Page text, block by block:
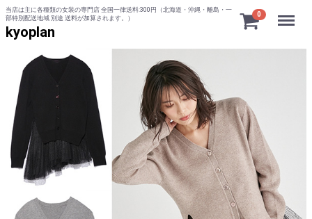
当店は主に各種類の女装の専門店 全国一律送料:300円（北海道・沖縄・離島・一
部特別配送地域 別途 送料が加算されます。）
kyoplan
0 Menu